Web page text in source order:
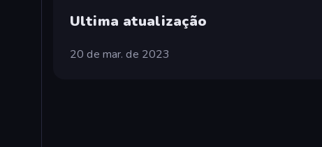
Ultima atualização
20 de mar. de 2023